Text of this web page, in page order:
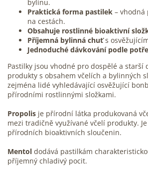
bylinu.
Praktická forma pastilek – vhodná
na cestách.
Obsahuje rostlinné bioaktivní
Příjemná bylinná chuť s
Jednoduché dávkování podle
Pastilky jsou vhodné pro dospělé a starší
produkty s obsahem včelích a bylinných
zejména lidé vyhledávající osvěžující
přírodními rostlinnými složkami.
Propolis je přírodní látka produkovaná
mezi tradičně využívané včelí produkty.
přírodních bioaktivních sloučenin.
Mentol dodává pastilkám
příjemný chladivý pocit.